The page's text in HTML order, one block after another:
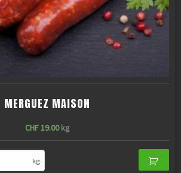
MERGUEZ MAISON
CHF19.00 kg
kg